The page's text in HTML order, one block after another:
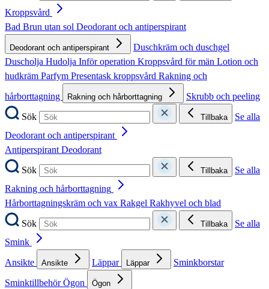
Kroppsvård
Bad Brun utan sol Deodorant och antiperspirant
Deodorant och antiperspirant
Duschkräm och duschgel
Duscholja Hudolja Inför operation Kroppsvård för män Lotion och
hudkräm Parfym Presentask kroppsvård Rakning och
hårborttagning
Rakning och hårborttagning
Skrubb och peeling
Sök
Tillbaka
Se alla
Deodorant och antiperspirant
AntiperspirantDeodorant
Sök
Tillbaka
Se alla
Rakning och hårborttagning
Hårborttagningskräm och vax Rakgel Rakhyvel och blad
Sök
Tillbaka
Se alla
Smink
Ansikte
Ansikte Läppar Läppar
Sminkborstar
SminktillbehörÖgon Ögon